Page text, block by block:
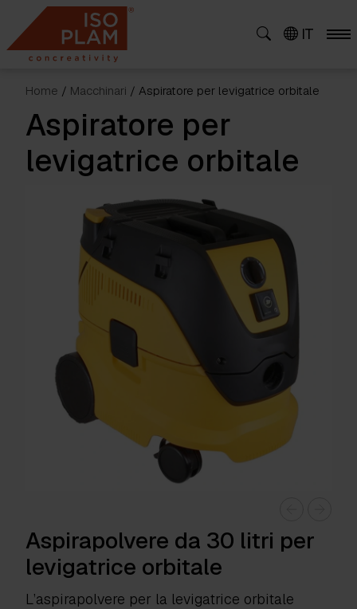
content
IT
Home / Macchinari / Aspiratore per levigatrice orbitale
Aspiratore per
levigatrice orbitale
Aspirapolvere da 30 litri per
levigatrice orbitale
L’aspirapolvere per la levigatrice orbitale